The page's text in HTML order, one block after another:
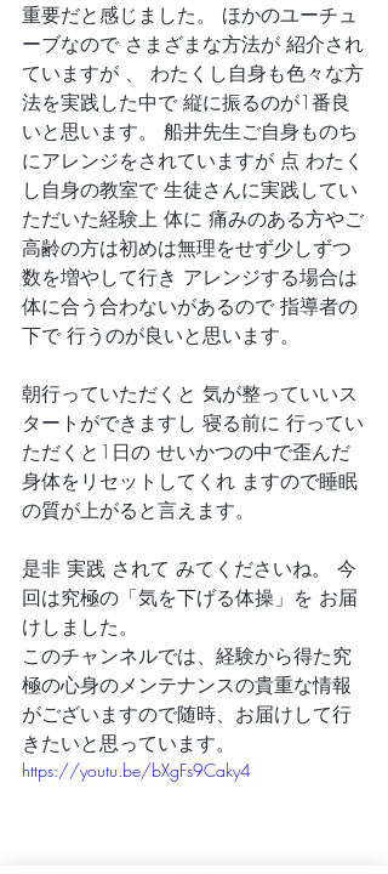
重要だと感じました。 ほかのユーチュ
ーブなので さまざまな方法が 紹介され
ていますが 、 わたくし自身も色々な方
法を実践した中で 縦に振るのが1番良
いと思います。 船井先生ご自身ものち
にアレンジをされていますが 点 わたく
し自身の教室で 生徒さんに実践してい
ただいた経験上 体に 痛みのある方やご
高齢の方は初めは無理をせず少しずつ
数を増やして行き アレンジする場合は
体に合う合わないがあるので 指導者の
下で 行うのが良いと思います。
朝行っていただくと 気が整っていいス
タートができますし 寝る前に 行ってい
ただくと1日の せいかつの中で歪んだ
身体をリセットしてくれ ますので睡眠
の質が上がると言えます。
是非 実践 されて みてくださいね。 今
回は究極の「気を下げる体操」を お届
けしました。
このチャンネルでは、経験から得た究
極の心身のメンテナンスの貴重な情報
がございますので随時、お届けして行
きたいと思っています。
https://youtu.be/bXgFs9Caky4